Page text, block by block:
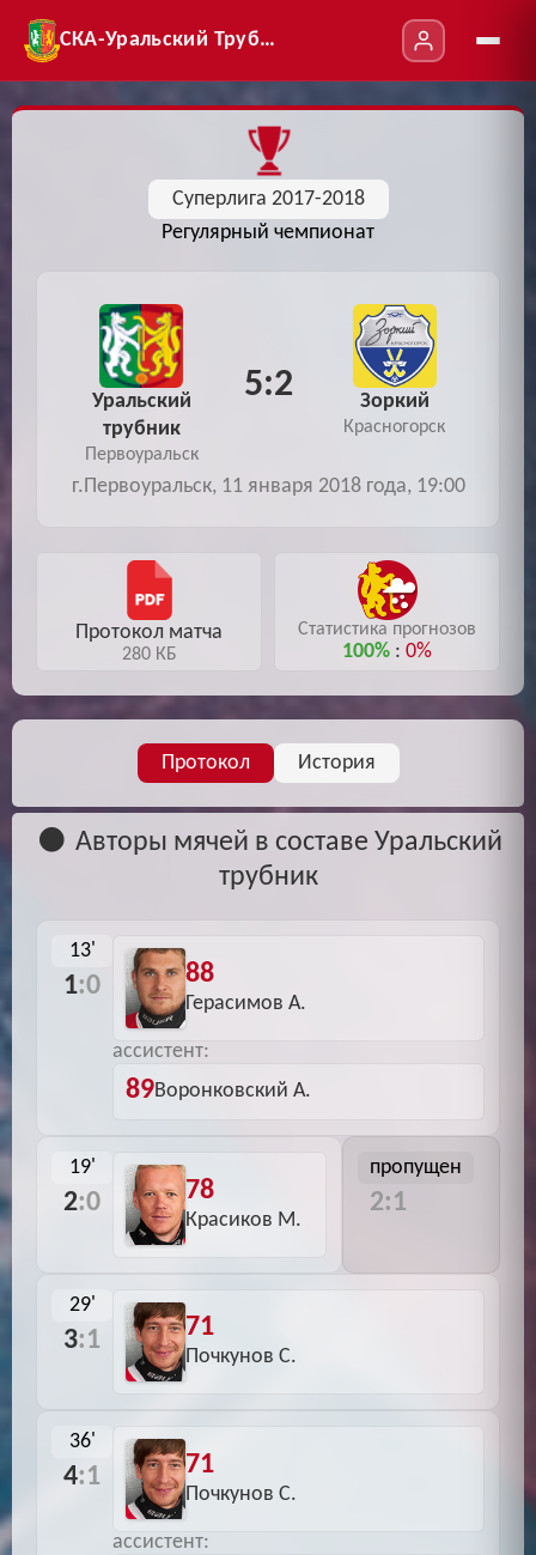
СКА-Уральский Трубник
Суперлига 2017-2018
Регулярный чемпионат
Уральский
трубник
Первоуральск
5:2 Зоркий
Красногорск
г.Первоуральск, 11 января 2018 года, 19:00
Протокол матча
280 КБ
Статистика прогнозов
100% : 0%
Протокол История
Авторы мячей в составе Уральский
трубник
13'
1:0 88
Герасимов А.
ассистент:
89Воронковский А.
19'
2:0 78
Красиков М.
пропущен
2:1
29'
3:1 71
Почкунов С.
36'
4:1 71
Почкунов С.
ассистент: